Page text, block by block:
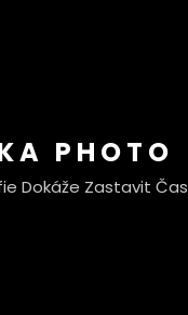
PHOTO
Dokáže Zastavit Čas